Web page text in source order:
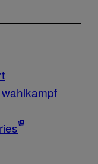
wahlkampf